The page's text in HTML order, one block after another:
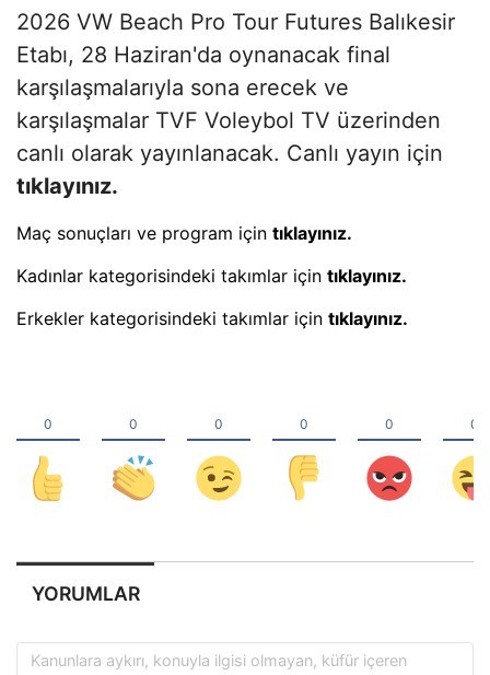
2026 VW Beach Pro Tour Futures Balıkesir
Etabı, 28 Haziran'da oynanacak final
karşılaşmalarıyla sona erecek ve
karşılaşmalar TVF Voleybol TV üzerinden
canlı olarak yayınlanacak. Canlı yayın için
tıklayınız.
Maç sonuçları ve program için tıklayınız.
Kadınlar kategorisindeki takımlar için tıklayınız.
Erkekler kategorisindeki takımlar için tıklayınız.
YORUMLAR